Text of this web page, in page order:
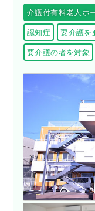
介護付有料老人ホ
認知症 要介護を
要介護の者を対象